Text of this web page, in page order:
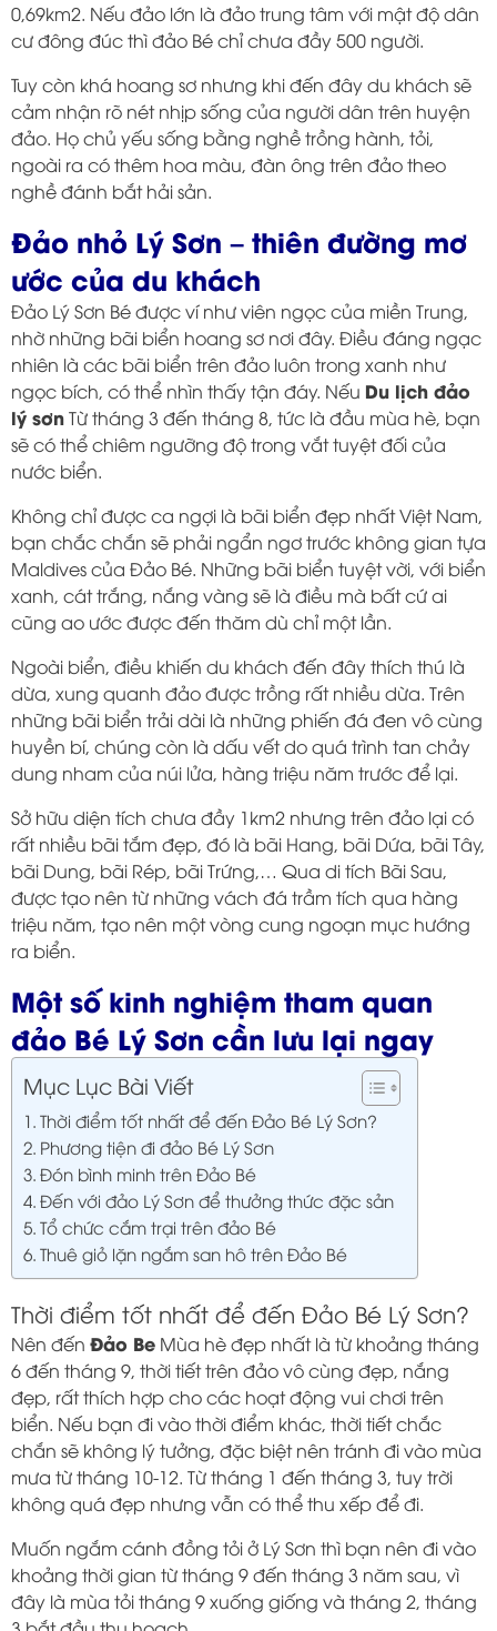
0,69km2. Nếu đảo lớn là đảo trung tâm với mật độ dân
cư đông đúc thì đảo Bé chỉ chưa đầy 500 người.
Tuy còn khá hoang sơ nhưng khi đến đây du khách sẽ
cảm nhận rõ nét nhịp sống của người dân trên huyện
đảo. Họ chủ yếu sống bằng nghề trồng hành, tỏi,
ngoài ra có thêm hoa màu, đàn ông trên đảo theo
nghề đánh bắt hải sản.
Đảo nhỏ Lý Sơn – thiên đường mơ
ước của du khách
Đảo Lý Sơn Bé được ví như viên ngọc của miền Trung,
nhờ những bãi biển hoang sơ nơi đây. Điều đáng ngạc
nhiên là các bãi biển trên đảo luôn trong xanh như
ngọc bích, có thể nhìn thấy tận đáy. Nếu Du lịch đảo
lý sơnTừ tháng 3 đến tháng 8, tức là đầu mùa hè, bạn
sẽ có thể chiêm ngưỡng độ trong vắt tuyệt đối của
nước biển.
Không chỉ được ca ngợi là bãi biển đẹp nhất Việt Nam,
bạn chắc chắn sẽ phải ngẩn ngơ trước không gian tựa
Maldives của Đảo Bé. Những bãi biển tuyệt vời, với biển
xanh, cát trắng, nắng vàng sẽ là điều mà bất cứ ai
cũng ao ước được đến thăm dù chỉ một lần.
Ngoài biển, điều khiến du khách đến đây thích thú là
dừa, xung quanh đảo được trồng rất nhiều dừa. Trên
những bãi biển trải dài là những phiến đá đen vô cùng
huyền bí, chúng còn là dấu vết do quá trình tan chảy
dung nham của núi lửa, hàng triệu năm trước để lại.
Sở hữu diện tích chưa đầy 1km2 nhưng trên đảo lại có
rất nhiều bãi tắm đẹp, đó là bãi Hang, bãi Dứa, bãi Tây,
bãi Dung, bãi Rép, bãi Trứng,… Qua di tích Bãi Sau,
được tạo nên từ những vách đá trầm tích qua hàng
triệu năm, tạo nên một vòng cung ngoạn mục hướng
ra biển.
Một số kinh nghiệm tham quan
đảo Bé Lý Sơn cần lưu lại ngay
Mục Lục Bài Viết
Thời điểm tốt nhất để đến Đảo Bé Lý Sơn?
Phương tiện đi đảo Bé Lý Sơn
Đón bình minh trên Đảo Bé
Đến với đảo Lý Sơn để thưởng thức đặc sản
Tổ chức cắm trại trên đảo Bé
Thuê giỏ lặn ngắm san hô trên Đảo Bé
Thời điểm tốt nhất để đến Đảo Bé Lý Sơn?
Nên đến Đảo Be Mùa hè đẹp nhất là từ khoảng tháng
6 đến tháng 9, thời tiết trên đảo vô cùng đẹp, nắng
đẹp, rất thích hợp cho các hoạt động vui chơi trên
biển. Nếu bạn đi vào thời điểm khác, thời tiết chắc
chắn sẽ không lý tưởng, đặc biệt nên tránh đi vào mùa
mưa từ tháng 10-12. Từ tháng 1 đến tháng 3, tuy trời
không quá đẹp nhưng vẫn có thể thu xếp để đi.
Muốn ngắm cánh đồng tỏi ở Lý Sơn thì bạn nên đi vào
khoảng thời gian từ tháng 9 đến tháng 3 năm sau, vì
đây là mùa tỏi tháng 9 xuống giống và tháng 2, tháng